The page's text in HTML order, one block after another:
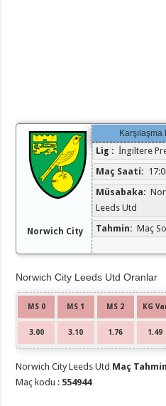
Norwich City
Lig : İngiltere
Maç Saati:
Müsabaka:
Leeds Utd
Tahmin: Maç
Norwich City Leeds Utd Oranlar
MS 0 MS 1 MS 2 KG
3.00 3.10 1.76 1.49
Norwich City Leeds Utd Maç
Maç kodu : 554944